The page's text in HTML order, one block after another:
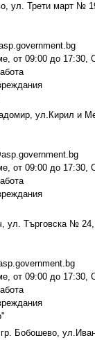
ул. Трети март №
от 09:00 до
ул.Кирил и
от 09:00 до
ул. Търговска № 24,
от 09:00 до
Бобошево,